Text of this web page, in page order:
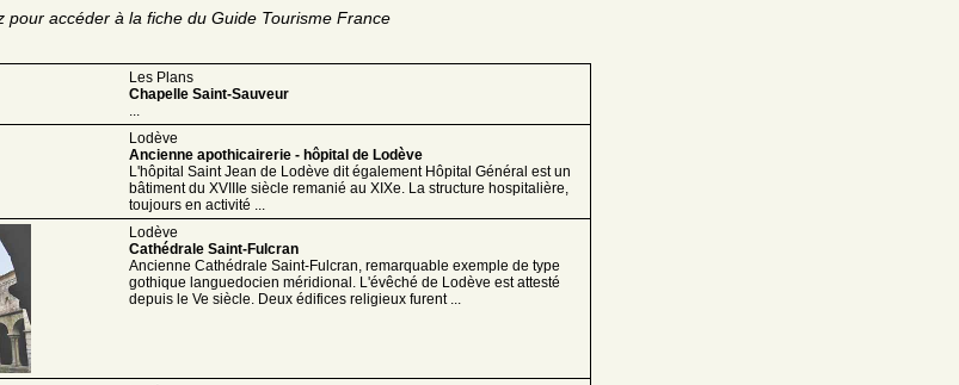
pour accéder à la fiche du Guide Tourisme France
Les Plans
Chapelle Saint-Sauveur
...
Lodève
Ancienne apothicairerie - hôpital de Lodève
L'hôpital Saint Jean de Lodève dit également Hôpital Général est un
bâtiment du XVIIIe siècle remanié au XIXe. La structure hospitalière,
toujours en activité ...
Lodève
Cathédrale Saint-Fulcran
Ancienne Cathédrale Saint-Fulcran, remarquable exemple de type
gothique languedocien méridional. L'évêché de Lodève est attesté
depuis le Ve siècle. Deux édifices religieux furent ...